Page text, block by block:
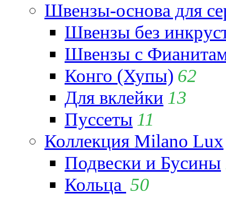
Швензы-основа для
Швензы без
Швензы с
Конго (Хупы) 62
Для вклейки 13
Пуссеты 11
Коллекция Milano Lux
Подвески и Бусины
Кольца 50